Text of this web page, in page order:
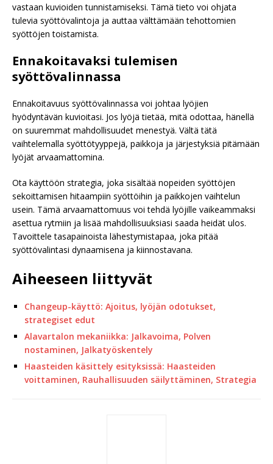
vastaan kuvioiden tunnistamiseksi. Tämä tieto voi ohjata
tulevia syöttövalintoja ja auttaa välttämään tehottomien
syöttöjen toistamista.
Ennakoitavaksi tulemisen
syöttövalinnassa
Ennakoitavuus syöttövalinnassa voi johtaa lyöjien
hyödyntävän kuvioitasi. Jos lyöjä tietää, mitä odottaa, hänellä
on suuremmat mahdollisuudet menestyä. Vältä tätä
vaihtelemalla syöttötyyppejä, paikkoja ja järjestyksiä pitämään
lyöjät arvaamattomina.
Ota käyttöön strategia, joka sisältää nopeiden syöttöjen
sekoittamisen hitaampiin syöttöihin ja paikkojen vaihtelun
usein. Tämä arvaamattomuus voi tehdä lyöjille vaikeammaksi
asettua rytmiin ja lisää mahdollisuuksiasi saada heidät ulos.
Tavoittele tasapainoista lähestymistapaa, joka pitää
syöttövalintasi dynaamisena ja kiinnostavana.
Aiheeseen liittyvät
Changeup-käyttö: Ajoitus, lyöjän odotukset,
strategiset edut
Alavartalon mekaniikka: Jalkavoima, Polven
nostaminen, Jalkatyöskentely
Haasteiden käsittely esityksissä: Haasteiden
voittaminen, Rauhallisuuden säilyttäminen, Strategia